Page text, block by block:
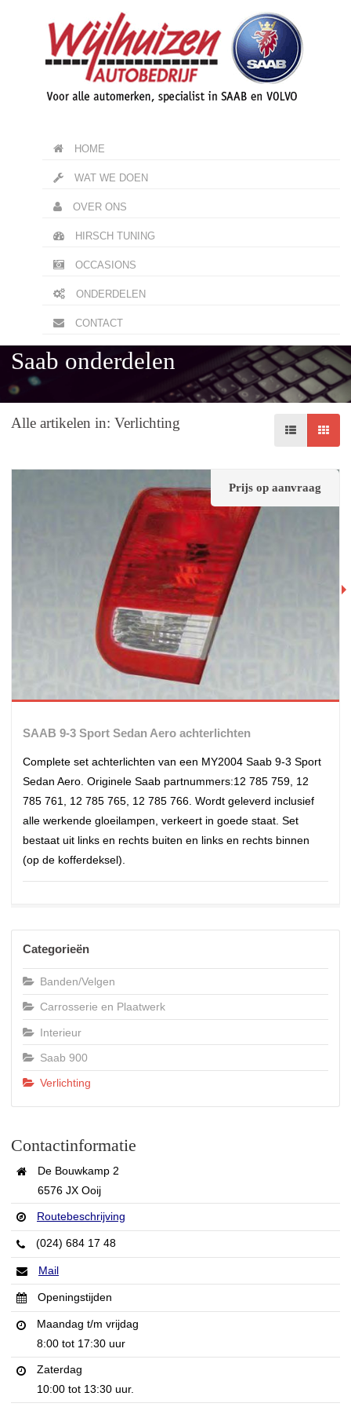
HOME
WAT WE DOEN
OVER ONS
HIRSCH TUNING
OCCASIONS
ONDERDELEN
CONTACT
Saab onderdelen
Alle artikelen in: Verlichting
Prijs op aanvraag
SAAB 9-3 Sport Sedan Aero achterlichten
Complete set achterlichten van een MY2004 Saab 9-3 Sport
Sedan Aero. Originele Saab partnummers:12 785 759, 12
785 761, 12 785 765, 12 785 766. Wordt geleverd inclusief
alle werkende gloeilampen, verkeert in goede staat. Set
bestaat uit links en rechts buiten en links en rechts binnen
(op de kofferdeksel).
Categorieën
Banden/Velgen
Carrosserie en Plaatwerk
Interieur
Saab 900
Verlichting
Contactinformatie
De Bouwkamp 2
6576 JX Ooij
Routebeschrijving
(024) 684 17 48
Mail
Openingstijden
Maandag t/m vrijdag
8:00 tot 17:30 uur
Zaterdag
10:00 tot 13:30 uur.